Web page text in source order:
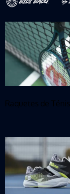
Raquetes de Ténis